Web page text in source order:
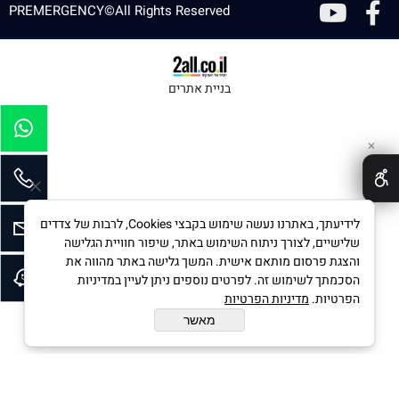
PREMERGENCY©All Rights Reserved
בניית אתרים
✕
לידיעתך, באתרנו נעשה שימוש בקבצי Cookies, לרבות של צדדים
שלישיים, לצורך ניתוח השימוש באתר, שיפור חוויית הגלישה
והצגת פרסום מותאם אישית. המשך גלישה באתר מהווה את
הסכמתך לשימוש זה. לפרטים נוספים ניתן לעיין במדיניות
הפרטיות. מדיניות הפרטיות
מאשר